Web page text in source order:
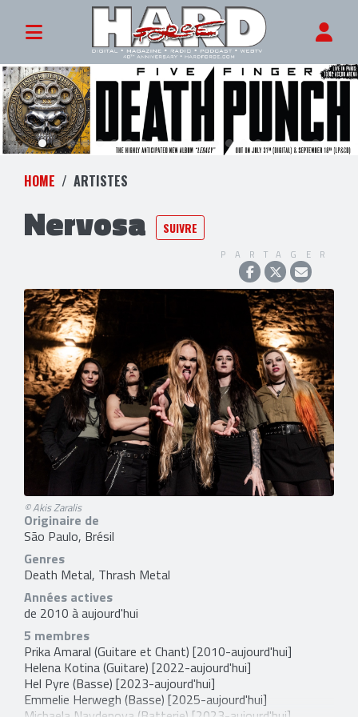
HOME ARTISTES
Nervosa SUIVRE
PARTAGER
© Akis Zaralis
Originaire de
São Paulo, Brésil
Genres
Death Metal, Thrash Metal
Années actives
de 2010 à aujourd'hui
5 membres
Prika Amaral (Guitare et Chant) [2010-aujourd'hui]
Helena Kotina(Guitare) [2022-aujourd'hui]
Hel Pyre (Basse) [2023-aujourd'hui]
Emmelie Herwegh (Basse) [2025-aujourd'hui]